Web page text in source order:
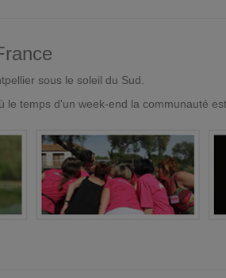
sous le soleil du Sud.
temps d'un week-end la communauté